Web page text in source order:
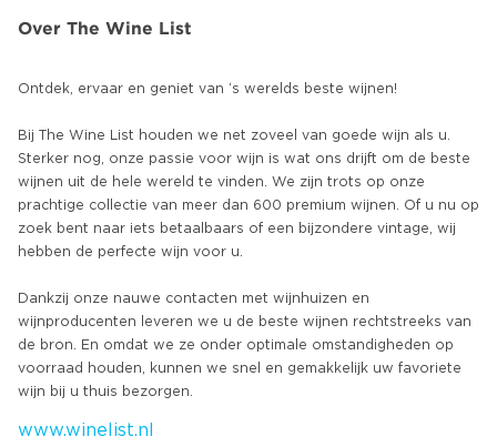
Over The Wine List
Ontdek, ervaar en geniet van ‘s werelds beste wijnen!
Bij The Wine List houden we net zoveel van goede wijn als u.
Sterker nog, onze passie voor wijn is wat ons drijft om de beste
wijnen uit de hele wereld te vinden. We zijn trots op onze
prachtige collectie van meer dan 600 premium wijnen. Of u nu op
zoek bent naar iets betaalbaars of een bijzondere vintage, wij
hebben de perfecte wijn voor u.
Dankzij onze nauwe contacten met wijnhuizen en
wijnproducenten leveren we u de beste wijnen rechtstreeks van
de bron. En omdat we ze onder optimale omstandigheden op
voorraad houden, kunnen we snel en gemakkelijk uw favoriete
www.winelist.nl